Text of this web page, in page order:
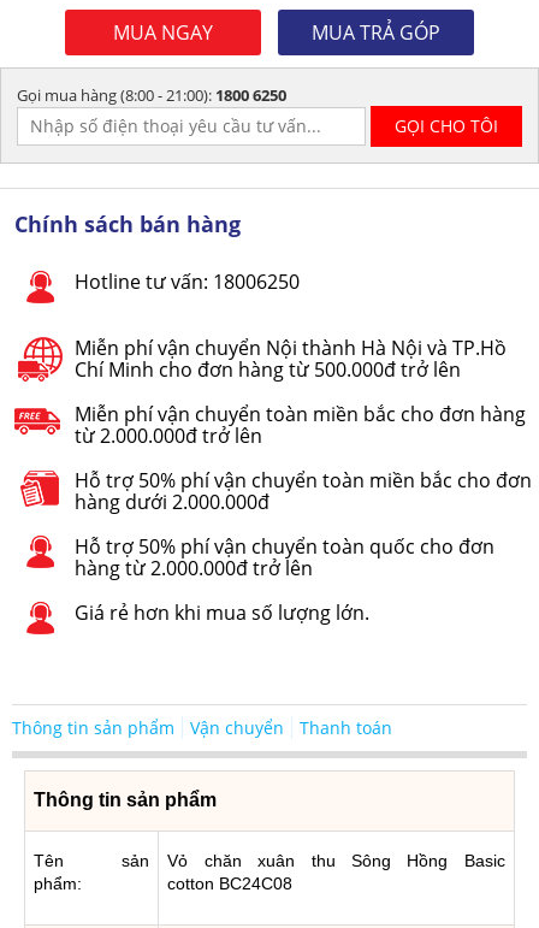
MUA NGAY MUA TRẢ GÓP
Gọi mua hàng (8:00 - 21:00): 1800 6250
Chính sách bán hàng
Hotline tư vấn: 18006250
Miễn phí vận chuyển Nội thành Hà Nội và TP.Hồ
Chí Minh cho đơn hàng từ 500.000đ trở lên
Miễn phí vận chuyển toàn miền bắc cho đơn hàng
từ 2.000.000đ trở lên
Hỗ trợ 50% phí vận chuyển toàn miền bắc cho đơn
hàng dưới 2.000.000đ
Hỗ trợ 50% phí vận chuyển toàn quốc cho đơn
hàng từ 2.000.000đ trở lên
Giá rẻ hơn khi mua số lượng lớn.
Thông tin sản phẩm Vận chuyển Thanh toán
Thông tin sản phẩm
Tên sản
phẩm:
Vỏ chăn xuân thu Sông Hồng Basic
cotton BC24C08